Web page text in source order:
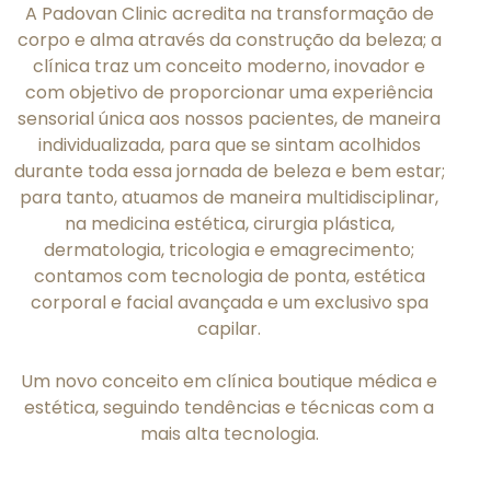
A Padovan Clinic acredita na transformação de
corpo e alma através da construção da beleza; a
clínica traz um conceito moderno, inovador e
com objetivo de proporcionar uma experiência
sensorial única aos nossos pacientes, de maneira
individualizada, para que se sintam acolhidos
durante toda essa jornada de beleza e bem estar;
para tanto, atuamos de maneira multidisciplinar,
na medicina estética, cirurgia plástica,
dermatologia, tricologia e emagrecimento;
contamos com tecnologia de ponta, estética
corporal e facial avançada e um exclusivo spa
capilar.
Um novo conceito em clínica boutique médica e
estética, seguindo tendências e técnicas com a
mais alta tecnologia.